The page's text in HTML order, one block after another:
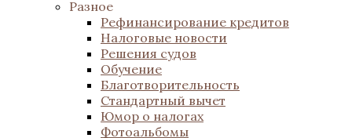
Разное
Рефинансирование кредитов
Налоговые новости
Решения судов
Обучение
Благотворительность
Стандартный вычет
Юмор о налогах
Фотоальбомы